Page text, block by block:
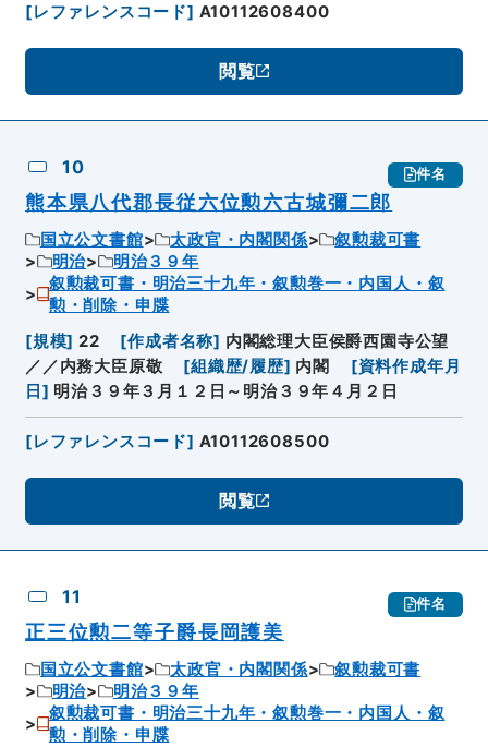
[レファレンスコード] A10112608400
閲覧
10 件名
熊本県八代郡長従六位勲六古城彌二郎
国立公文書館 太政官・内閣関係
叙勲裁可書
明治
明治３９年
叙勲裁可書・明治三十九年・叙勲巻一・内国人・叙
勲・削除・申牒
[規模] 22 [作成者名称] 内閣総理大臣侯爵西園寺公望
／／内務大臣原敬
[組織歴/履歴] 内閣 [資料作成年月
日 ] 明治３９年３月１２日～明治３９年４月２日
[レファレンスコード] A10112608500
閲覧
11 件名
正三位勲二等子爵長岡護美
国立公文書館 太政官・内閣関係
叙勲裁可書
明治
明治３９年
叙勲裁可書・明治三十九年・叙勲巻一・内国人・叙
勲・削除・申牒